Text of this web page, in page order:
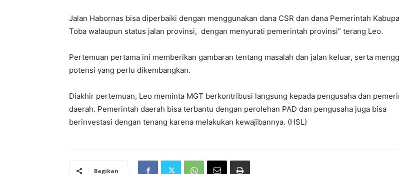
Jalan Habornas bisa diperbaiki dengan menggunakan dana CSR dan dana Pemerintah
Toba walaupun status jalan provinsi, dengan menyurati pemerintah provinsi” terang Leo.
Pertemuan pertama ini memberikan gambaran tentang masalah dan jalan keluar, serta
potensi yang perlu dikembangkan.
Diakhir pertemuan, Leo meminta MGT berkontribusi langsung kepada pengusaha dan
daerah. Pemerintah daerah bisa terbantu dengan perolehan PAD dan pengusaha juga bisa
berinvestasi dengan tenang karena melakukan kewajibannya. (HSL)
Bagikan